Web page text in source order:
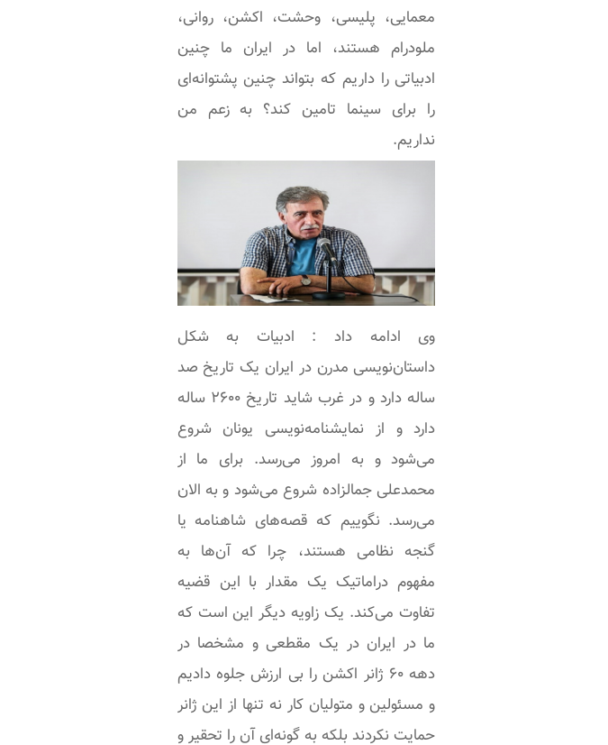
معمایی، پلیسی، وحشت، اکشن، روانی،
ملودرام هستند، اما در ایران ما چنین
ادبیاتی را داریم که بتواند چنین پشتوانه‌ای
را برای سینما تامین کند؟ به زعم من
نداریم.
وی ادامه داد : ادبیات به شکل
داستان‌نویسی مدرن در ایران یک تاریخ صد
ساله دارد و در غرب شاید تاریخ ۲۶۰۰ ساله
دارد و از نمایشنامه‌نویسی یونان شروع
می‌شود و به امروز می‌رسد. برای ما از
محمدعلی جمالزاده شروع می‌شود و به الان
می‌رسد. نگوییم که قصه‌های شاهنامه یا
گنجه نظامی هستند، چرا که آن‌ها به
مفهوم دراماتیک یک مقدار با این قضیه
تفاوت می‌کند. یک زاویه دیگر این است که
ما در ایران در یک مقطعی و مشخصا در
دهه ۶۰ ژانر اکشن را بی ارزش جلوه دادیم
و مسئولین و متولیان کار نه تنها از این ژانر
حمایت نکردند بلکه به گونه‌ای آن را تحقیر و